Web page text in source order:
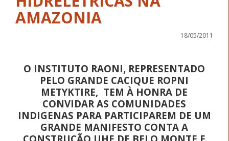
AMAZONIA
18/05/2011
O INSTITUTO RAONI, REPRESENTADO
PELO GRANDE CACIQUE ROPNI
METYKTIRE, TEM À HONRA DE
CONVIDAR AS COMUNIDADES
INDIGENAS PARA PARTICIPAREM DE UM
GRANDE MANIFESTO CONTA A